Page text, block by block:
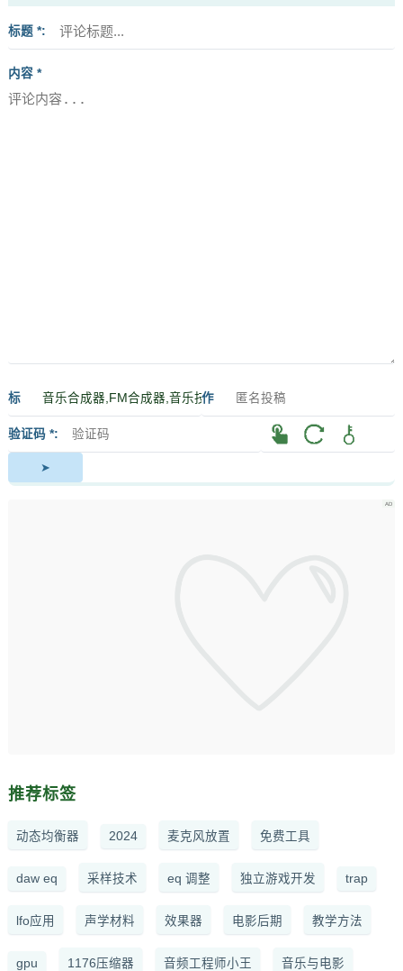
标题 *
内容 *
标
签
作
验证码 *
推荐标签
动态均衡器 2024 麦克风放置 免费工具
daw eq 采样技术 eq 调整 独立游戏开发 trap
lfo应用 声学材料 效果器 电影后期 教学方法
gpu 1176压缩器 音频工程师小王 音乐与电影